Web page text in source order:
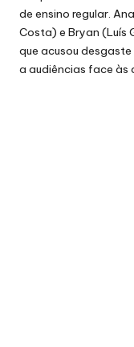
de ensino regular.
Costa) e Bryan (Luís
que acusou
a audiências face às